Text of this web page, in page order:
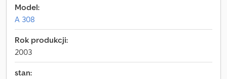
Model:
A 308
Rok produkcji:
2003
stan: